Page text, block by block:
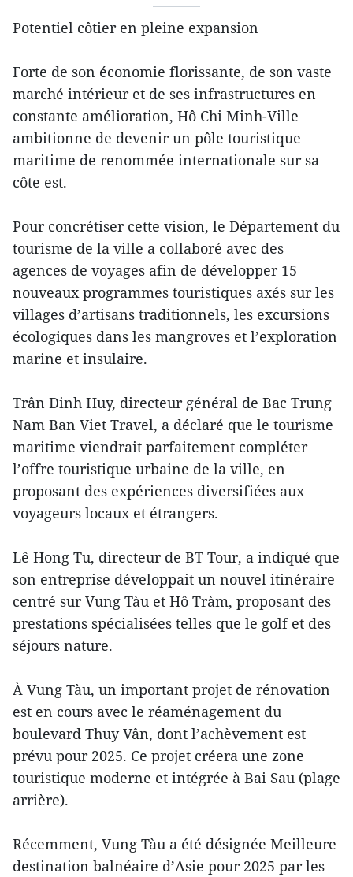
Potentiel côtier en pleine expansion
Forte de son économie florissante, de son vaste
marché intérieur et de ses infrastructures en
constante amélioration, Hô Chi Minh-Ville
ambitionne de devenir un pôle touristique
maritime de renommée internationale sur sa
côte est.
Pour concrétiser cette vision, le Département du
tourisme de la ville a collaboré avec des
agences de voyages afin de développer 15
nouveaux programmes touristiques axés sur les
villages d’artisans traditionnels, les excursions
écologiques dans les mangroves et l’exploration
marine et insulaire.
Trân Dinh Huy, directeur général de Bac Trung
Nam Ban Viet Travel, a déclaré que le tourisme
maritime viendrait parfaitement compléter
l’offre touristique urbaine de la ville, en
proposant des expériences diversifiées aux
voyageurs locaux et étrangers.
Lê Hong Tu, directeur de BT Tour, a indiqué que
son entreprise développait un nouvel itinéraire
centré sur Vung Tàu et Hô Tràm, proposant des
prestations spécialisées telles que le golf et des
séjours nature.
À Vung Tàu, un important projet de rénovation
est en cours avec le réaménagement du
boulevard Thuy Vân, dont l’achèvement est
prévu pour 2025. Ce projet créera une zone
touristique moderne et intégrée à Bai Sau (plage
arrière).
Récemment, Vung Tàu a été désignée Meilleure
destination balnéaire d’Asie pour 2025 par les